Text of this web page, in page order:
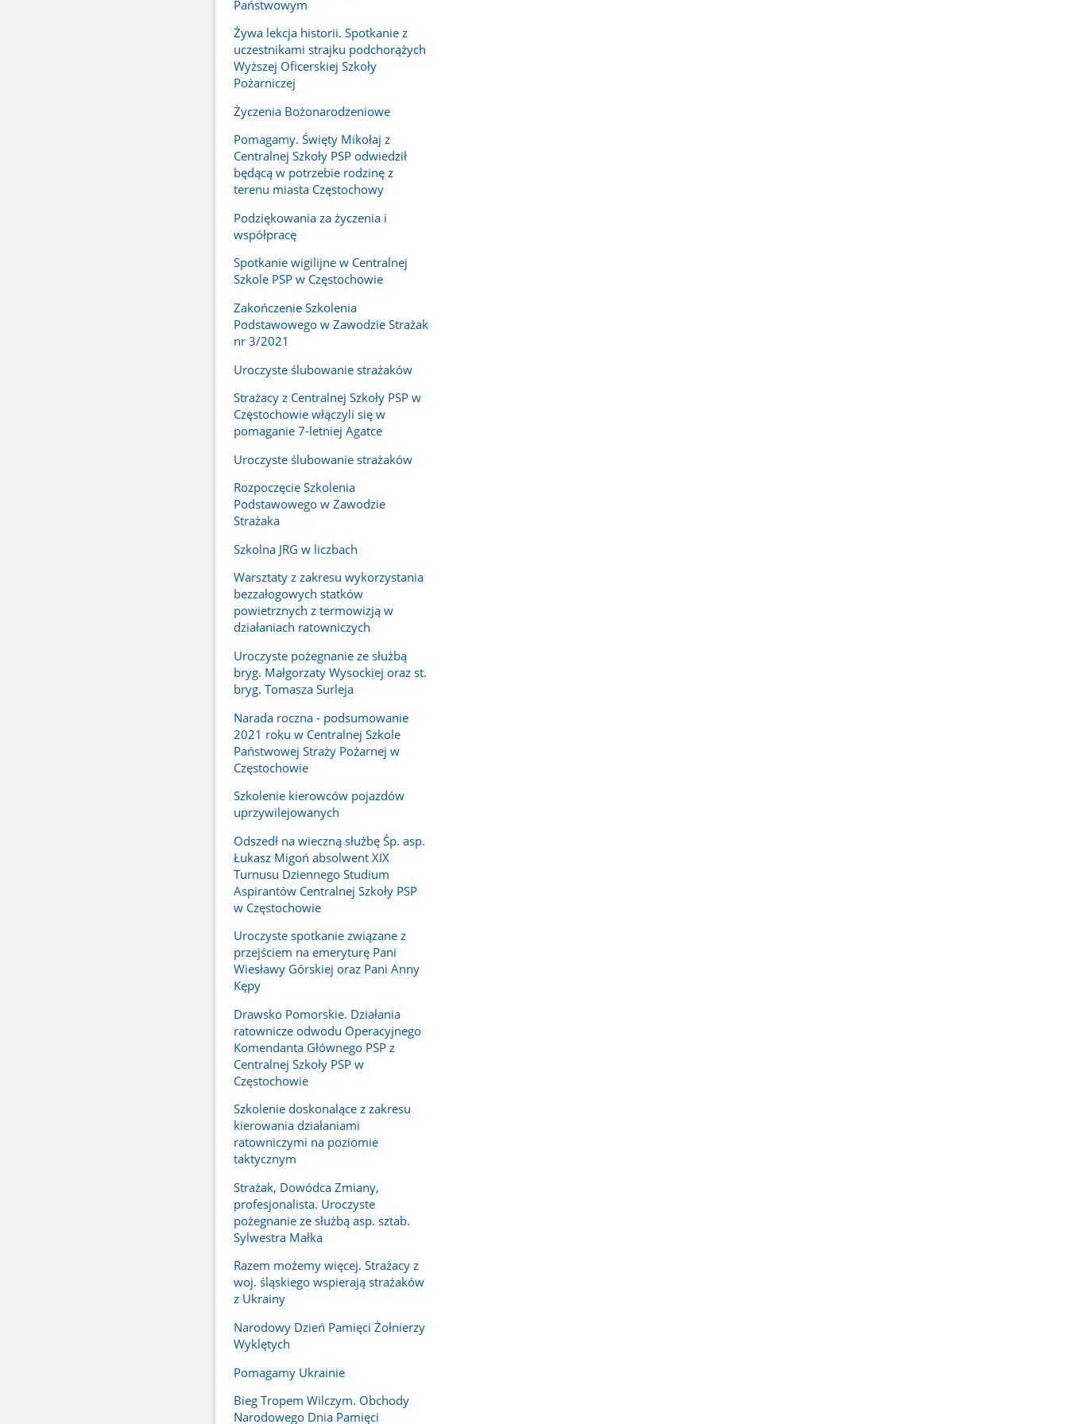
Państwowym
Żywa lekcja historii. Spotkanie z
uczestnikami strajku podchorążych
Wyższej Oficerskiej Szkoły
Pożarniczej
Życzenia Bożonarodzeniowe
Pomagamy. Święty Mikołaj z
Centralnej Szkoły PSP odwiedził
będącą w potrzebie rodzinę z
terenu miasta Częstochowy
Podziękowania za życzenia i
współpracę
Spotkanie wigilijne w Centralnej
Szkole PSP w Częstochowie
Zakończenie Szkolenia
Podstawowego w Zawodzie Strażak
nr 3/2021
Uroczyste ślubowanie strażaków
Strażacy z Centralnej Szkoły PSP w
Częstochowie włączyli się w
pomaganie 7-letniej Agatce
Uroczyste ślubowanie strażaków
Rozpoczęcie Szkolenia
Podstawowego w Zawodzie
Strażaka
Szkolna JRG w liczbach
Warsztaty z zakresu wykorzystania
bezzałogowych statków
powietrznych z termowizją w
działaniach ratowniczych
Uroczyste pożegnanie ze służbą
bryg. Małgorzaty Wysockiej oraz st.
bryg. Tomasza Surleja
Narada roczna - podsumowanie
2021 roku w Centralnej Szkole
Państwowej Straży Pożarnej w
Częstochowie
Szkolenie kierowców pojazdów
uprzywilejowanych
Odszedł na wieczną służbę Śp. asp.
Łukasz Migoń absolwent XIX
Turnusu Dziennego Studium
Aspirantów Centralnej Szkoły PSP
w Częstochowie
Uroczyste spotkanie związane z
przejściem na emeryturę Pani
Wiesławy Górskiej oraz Pani Anny
Kępy
Drawsko Pomorskie. Działania
ratownicze odwodu Operacyjnego
Komendanta Głównego PSP z
Centralnej Szkoły PSP w
Częstochowie
Szkolenie doskonalące z zakresu
kierowania działaniami
ratowniczymi na poziomie
taktycznym
Strażak, Dowódca Zmiany,
profesjonalista. Uroczyste
pożegnanie ze służbą asp. sztab.
Sylwestra Małka
Razem możemy więcej. Strażacy z
woj. śląskiego wspierają strażaków
z Ukrainy
Narodowy Dzień Pamięci Żołnierzy
Wyklętych
Pomagamy Ukrainie
Bieg Tropem Wilczym. Obchody
Narodowego Dnia Pamięci